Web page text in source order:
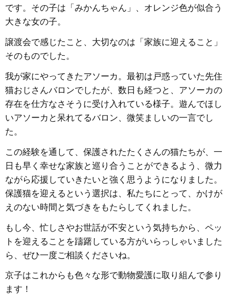
です。その子は「みかんちゃん」、オレンジ色が似合う
大きな女の子。
譲渡会で感じたこと、大切なのは「家族に迎えること」
そのものでした。
我が家にやってきたアソーカ。最初は戸惑っていた先住
猫おじさんバロンでしたが、数日も経つと、アソーカの
存在を仕方なさそうに受け入れている様子。遊んでほし
いアソーカと呆れてるバロン、微笑ましいの一言でし
た。
この経験を通して、保護されたたくさんの猫たちが、一
日も早く幸せな家族と巡り合うことができるよう、微力
ながら応援していきたいと強く思うようになりました。
保護猫を迎えるという選択は、私たちにとって、かけが
えのない時間と気づきをもたらしてくれました。
もし今、忙しさやお世話が不安という気持ちから、ペッ
トを迎えることを躊躇している方がいらっしゃいました
ら、ぜひ一度ご相談くださいね。
京子はこれからも色々な形で動物愛護に取り組んで参り
ます！